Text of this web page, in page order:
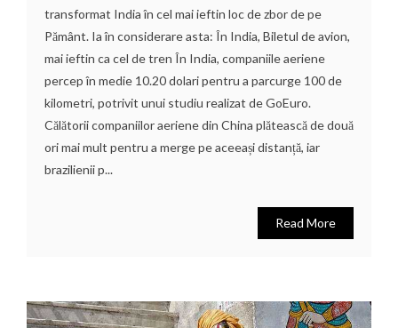
transformat India în cel mai ieftin loc de zbor de pe
Pământ. Ia în considerare asta: În India, Biletul de avion,
mai ieftin ca cel de tren În India, companiile aeriene
percep în medie 10.20 dolari pentru a parcurge 100 de
kilometri, potrivit unui studiu realizat de GoEuro.
Călătorii companiilor aeriene din China plătească de două
ori mai mult pentru a merge pe aceeași distanță, iar
brazilienii p...
Read More